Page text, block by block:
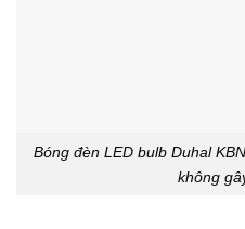
Bóng đèn LED bulb Duhal
không